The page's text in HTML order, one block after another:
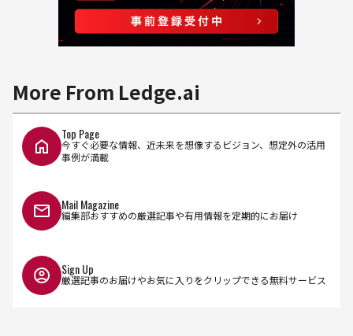
More From Ledge.ai
Top Page
今すぐ必要な情報、近未来を想像するビジョン、想定外の活用
事例が満載
Mail Magazine
編集部おすすめの厳選記事や有用情報を定期的にお届け
Sign Up
厳選記事のお届けやお気に入りをクリップできる無料サービス